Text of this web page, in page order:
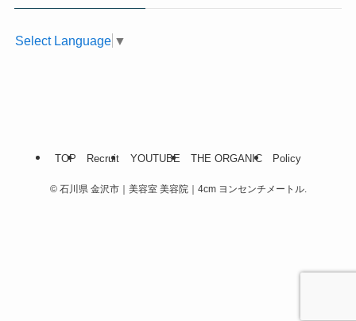
Select Language ▼
TOP Recruit YOUTUBE THE ORGANIC Policy
©石川県 金沢市｜美容室 美容院｜4cm ヨンセンチメートル.